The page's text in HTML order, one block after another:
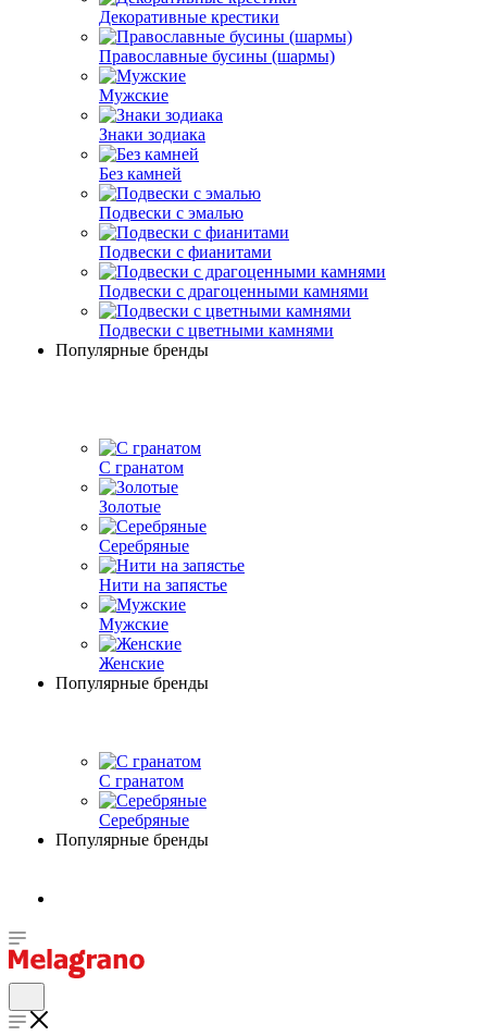
Декоративные крестики
Православные бусины (шармы)
Мужские
Знаки зодиака
Без камней
Подвески с эмалью
Подвески с фианитами
Подвески с драгоценными камнями
Подвески с цветными камнями
Популярные бренды
С гранатом
Золотые
Серебряные
Нити на запястье
Мужские
Женские
Популярные бренды
С гранатом
Серебряные
Популярные бренды